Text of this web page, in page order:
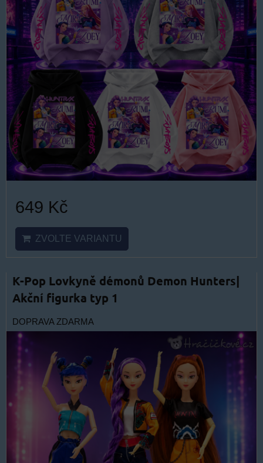
649 Kč
ZVOLTE VARIANTU
K-Pop Lovkyně démonů Demon Hunters|
Akční figurka typ 1
DOPRAVA ZDARMA